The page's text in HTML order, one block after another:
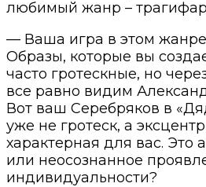
любимый жанр –
— Ваша игра в этом
Образы, которые вы
часто гротескные, но
все равно видим
Вот ваш Серебряков в
уже не гротеск, а
характерная для вас. Это
или неосознанное
индивидуальности?